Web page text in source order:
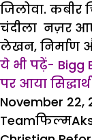
जिलोवा.
चंदीला नज़र
लेखन, निर्माण
ये भी पढ़ें- Bigg
पर आया
Posted
on
November 22,
Teamफिल्म